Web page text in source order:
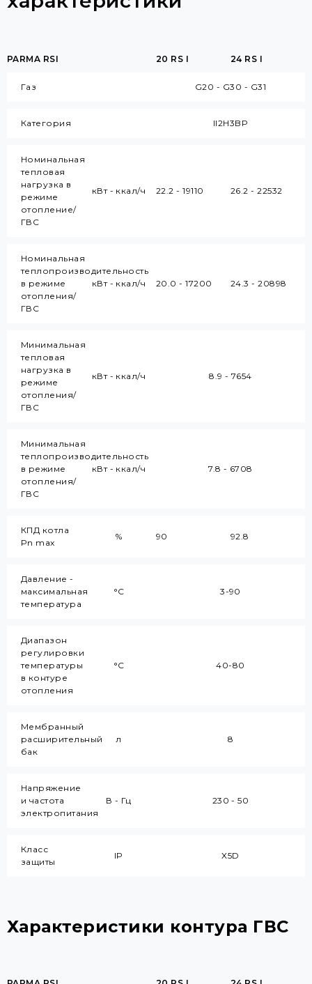
PARMA RSI 20 RS I 24 RS I
Газ G20 - G30 - G31
Категория II2H3BP
Номинальная
тепловая
нагрузка в
режиме
отопление/
ГВС
кВт - ккал/ч 22.2 - 19110 26.2 - 22532
Номинальная
теплопроизводительность
в режиме
отопления/
ГВС
кВт - ккал/ч 20.0 - 17200 24.3 - 20898
Минимальная
тепловая
нагрузка в
режиме
отопления/
ГВС
кВт - ккал/ч 8.9 - 7654
Минимальная
теплопроизводительность
в режиме
отопления/
ГВС
кВт - ккал/ч 7.8 - 6708
КПД котла
Pn max
% 90 92.8
Давление -
максимальная
температура
°C 3-90
Диапазон
регулировки
температуры
в контуре
отопления
°C 40-80
Мембранный
расширительный
бак
л 8
Напряжение
и частота
электропитания
В - Гц 230 - 50
Класс
защиты
IP X5D
Характеристики контура ГВС